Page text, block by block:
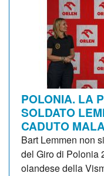
POLONIA. LA
SOLDATO
CADUTO
Bart Lemmen non
del Giro di Polonia
olandese della